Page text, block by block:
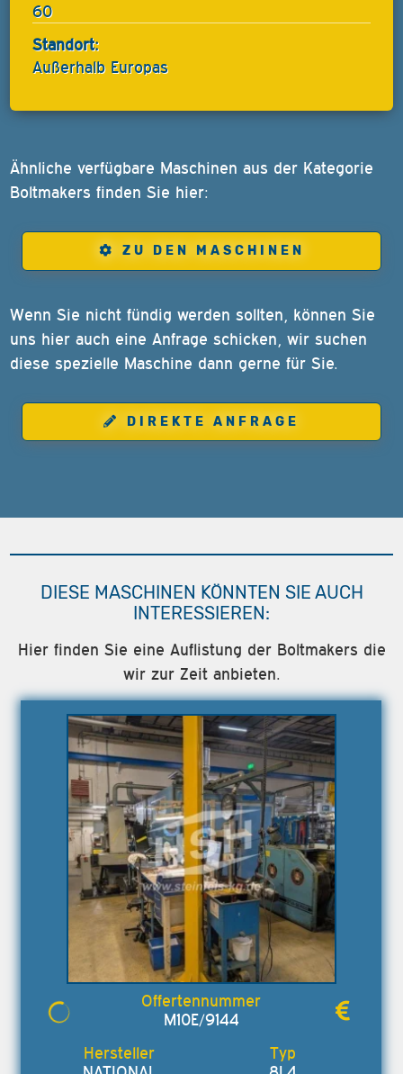
60
Standort:
Außerhalb Europas
Ähnliche verfügbare Maschinen aus der Kategorie
Boltmakers finden Sie hier:
ZU DEN MASCHINEN
Wenn Sie nicht fündig werden sollten, können Sie
uns hier auch eine Anfrage schicken, wir suchen
diese spezielle Maschine dann gerne für Sie.
DIREKTE ANFRAGE
DIESE MASCHINEN KÖNNTEN SIE AUCH
INTERESSIEREN:
Hier finden Sie eine Auflistung der Boltmakers die
wir zur Zeit anbieten.
M10E/9144